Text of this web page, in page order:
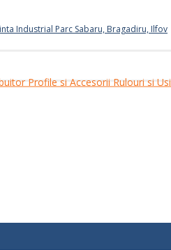
Industrial Parc Sabaru, Bragadiru, Ilfov